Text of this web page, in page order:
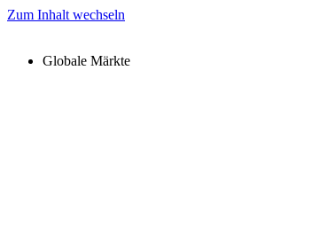
Zum Inhalt wechseln
Globale Märkte